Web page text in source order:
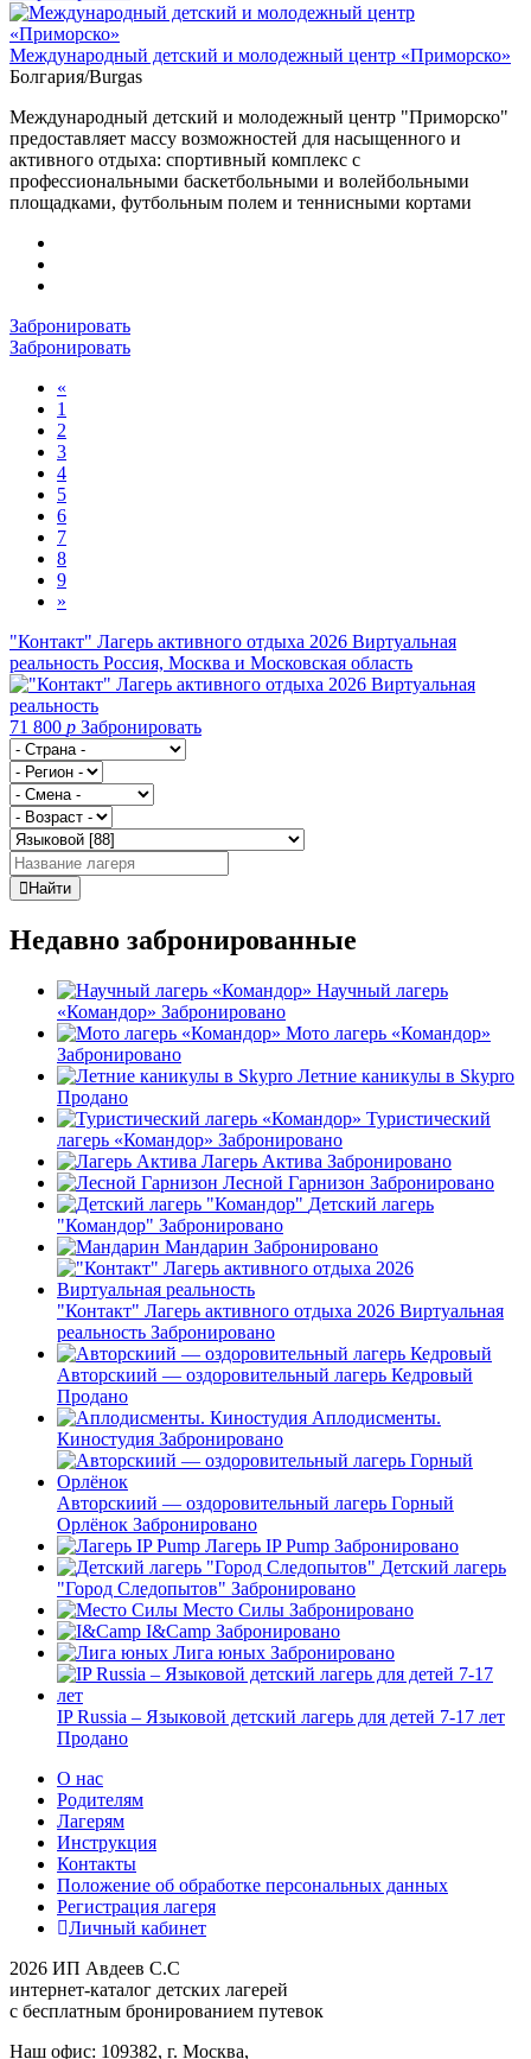
Международный детский и молодежный центр «Приморско»
Болгария/Burgas
Международный детский и молодежный центр "Приморско"
предоставляет массу возможностей для насыщенного и
активного отдыха: спортивный комплекс с
профессиональными баскетбольными и волейбольными
площадками, футбольным полем и теннисными кортами
Забронировать
Забронировать
«
1
2
3
4
5
6
7
8
9
»
"Контакт" Лагерь активного отдыха 2026 Виртуальная
реальность Россия, Москва и Московская область
71 800 p Забронировать
Найти
Недавно забронированные
Научный лагерь
«Командор» Забронировано
Мото лагерь «Командор»
Забронировано
Летние каникулы в Skypro
Продано
Туристический
лагерь «Командор» Забронировано
Лагерь Актива Забронировано
Лесной Гарнизон Забронировано
Детский лагерь
"Командор" Забронировано
Мандарин Забронировано
"Контакт" Лагерь активного отдыха 2026 Виртуальная
реальность Забронировано
Авторскиий — оздоровительный лагерь Кедровый
Продано
Аплодисменты.
Киностудия Забронировано
Авторскиий — оздоровительный лагерь Горный
Орлёнок Забронировано
Лагерь IP Pump Забронировано
Детский лагерь
"Город Следопытов" Забронировано
Место Силы Забронировано
I&Camp Забронировано
Лига юных Забронировано
IP Russia – Языковой детский лагерь для детей 7-17 лет
Продано
О нас
Родителям
Лагерям
Инструкция
Контакты
Положение об обработке персональных данных
Регистрация лагеря
Личный кабинет
2026 ИП Авдеев С.С
интернет-каталог детских лагерей
с бесплатным бронированием путевок
Наш офис: 109382, г. Москва,